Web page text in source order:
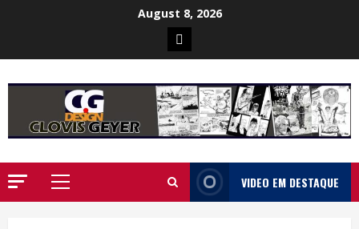
August 8, 2026
Poster
da
Ilha
Primary
VIDEO EM DESTAQUE